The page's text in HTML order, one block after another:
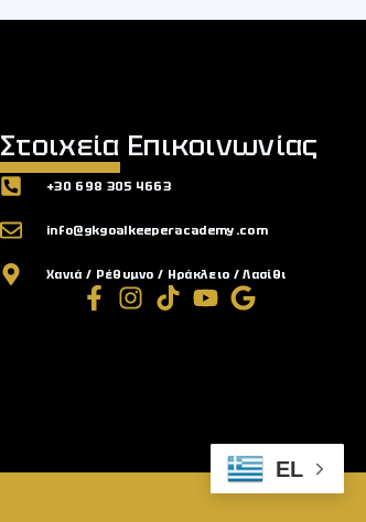
Στοιχεία Επικοινωνίας
+30 698 305 4663
info@gkgoalkeeperacademy.com
Χανιά / Ρέθυμνο / Ηράκλειο / Λασίθι
EL